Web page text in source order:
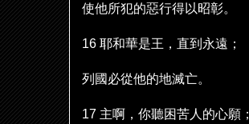
使他所犯的惡行得以昭彰。
16 耶和華是王，直到永遠；
列國必從他的地滅亡。
17 主啊，你聽困苦人的心願；